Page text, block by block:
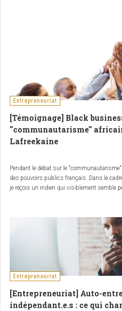
Entrepreneuriat
[Témoignage] Black
''communautarisme''
Lafreekaine
Pendant le débat sur le
des pouvoirs publics français. Dans le
je reçois un indien qui visiblement semble
Entrepreneuriat
[Entrepreneuriat] Auto-
indépendant.e.s : ce qui